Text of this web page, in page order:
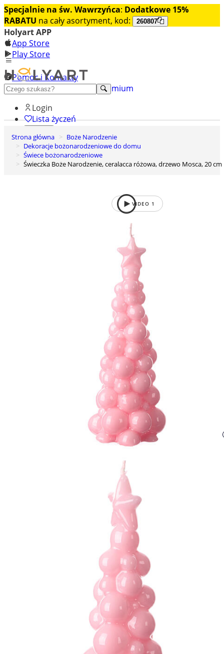
Specjalnie na św. Wawrzyńca: Dodatkowe 15%
RABATU na cały asortyment, kod: 260807
Holyart APP
App Store
Play Store
Pomoc i Kontakty
+48 222 922 860
Odkryj premium
Login
Lista życzeń
0
Koszyk
Strona główna
Boże Narodzenie
Dekoracje bożonarodzeniowe do domu
Świece bożonarodzeniowe
Świeczka Boże Narodzenie, ceralacca różowa, drzewo Mosca, 20 cm
VIDEO 1